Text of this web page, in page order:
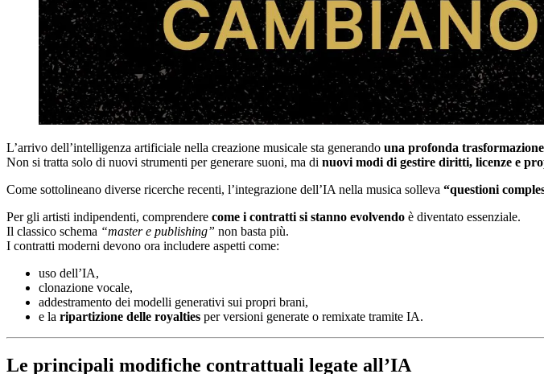
L’arrivo dell’intelligenza artificiale nella creazione musicale sta generando una profonda
Non si tratta solo di nuovi strumenti per generare suoni, ma di nuovi modi di gestire diritti, licenze e
Come sottolineano diverse ricerche recenti, l’integrazione dell’IA nella musica solleva “questioni
Per gli artisti indipendenti, comprendere come i contratti si stanno evolvendo è diventato essenziale.
Il classico schema “master e publishing” non basta più.
I contratti moderni devono ora includere aspetti come:
uso dell’IA,
clonazione vocale,
addestramento dei modelli generativi sui propri brani,
e la ripartizione delle royalties per versioni generate o remixate tramite IA.
Le principali modifiche contrattuali legate all’IA